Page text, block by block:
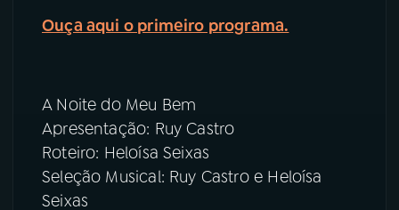
Ouça aqui o primeiro programa.
A Noite do Meu Bem
Apresentação: Ruy Castro
Roteiro: Heloísa Seixas
Seleção Musical: Ruy Castro e Heloísa
Seixas